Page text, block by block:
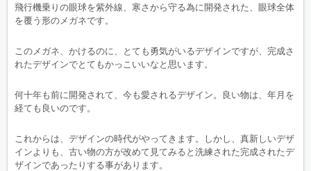
飛行機乗りの眼球を紫外線、寒さから守る為に開発された、眼球全体
を覆う形のメガネです。
このメガネ、かけるのに、とても勇気がいるデザインですが、完成さ
れたデザインでとてもかっこいいなと思います。
何十年も前に開発されて、今も愛されるデザイン。良い物は、年月を
経ても良いのです。
これからは、デザインの時代がやってきます。しかし、真新しいデザ
インよりも、古い物の方が改めて見てみると洗練された完成されたデ
ザインであったりする事があります。